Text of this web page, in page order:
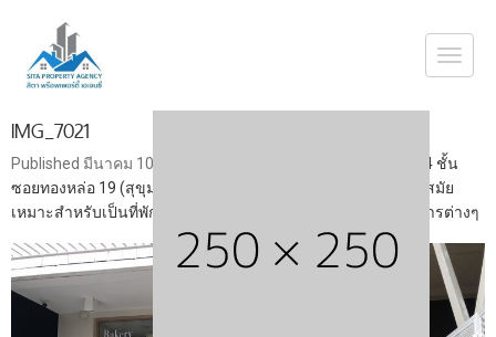
IMG_7021
Published มีนาคม 10, 2024
ขาย ทาวน์โฮม 4 ชั้น
ซอยทองหล่อ 19 (สุขุมวิท 55) ใกล้ BTS ทองหล่อ ตกแต่งสวย ทันสมัย
เหมาะสำหรับเป็นที่พักอาศัย ออฟฟิศสำนักงาน หรือประกอบกิจการต่างๆ